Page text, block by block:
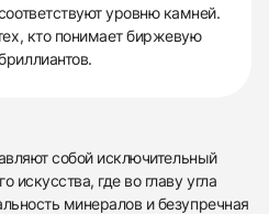
уровню камней.
кто понимает биржевую
собой исключительный
искусства, где во главу угла
минералов и безупречная